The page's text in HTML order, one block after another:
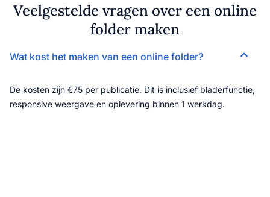
Veelgestelde vragen over een online
folder maken
Wat kost het maken van een online folder?
De kosten zijn €75 per publicatie. Dit is inclusief bladerfunctie,
responsive weergave en oplevering binnen 1 werkdag.